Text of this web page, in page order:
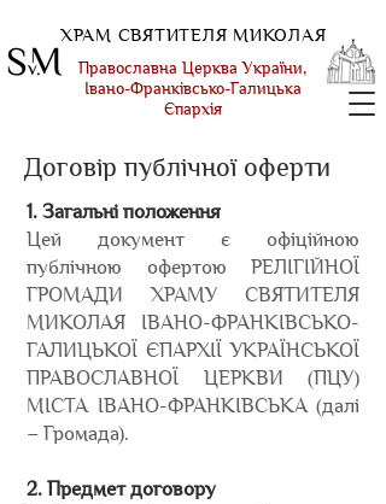
Православна Церква України,
Івано-Франківсько-Галицька
Єпархія
ХРАМ СВЯТИТЕЛЯ МИКОЛАЯ
Договір публічної оферти
1. Загальні положення
Цей документ є офіційною
публічною офертою РЕЛІГІЙНОЇ
ГРОМАДИ ХРАМУ СВЯТИТЕЛЯ
МИКОЛАЯ ІВАНО-ФРАНКІВСЬКО-
ГАЛИЦЬКОЇ ЄПАРХІЇ УКРАЇНСЬКОЇ
ПРАВОСЛАВНОЇ ЦЕРКВИ (ПЦУ)
МІСТА ІВАНО-ФРАНКІВСЬКА (далі
– Громада).
2. Предмет договору